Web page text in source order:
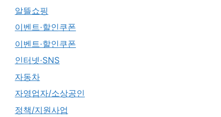
알뜰쇼핑
이벤트·할인쿠폰
이벤트·할인쿠폰
인터넷·SNS
자동차
자영업자/소상공인
정책/지원사업